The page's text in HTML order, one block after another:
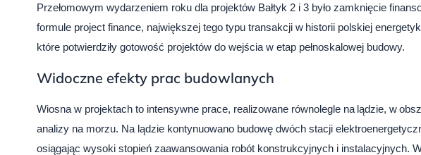
Przełomowym wydarzeniem roku dla projektów Bałtyk 2 i 3 było zamknięcie
formule project finance, największej tego typu transakcji w historii polskiej
które potwierdziły gotowość projektów do wejścia w etap pełnoskalowej budowy.
Widoczne efekty prac budowlanych
Wiosna w projektach to intensywne prace, realizowane równolegle na lądzie, w
analizy na morzu. Na lądzie kontynuowano budowę dwóch stacji
osiągając wysoki stopień zaawansowania robót konstrukcyjnych i instalacyjnych.